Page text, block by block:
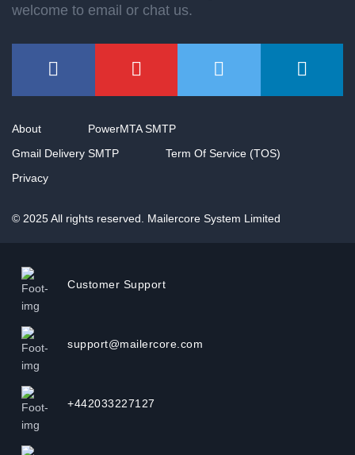
welcome to email or chat us.
About
PowerMTA SMTP
Gmail Delivery SMTP
Term Of Service (TOS)
Privacy
© 2025 All rights reserved. Mailercore System Limited
Customer Support
support@mailercore.com
+442033227127